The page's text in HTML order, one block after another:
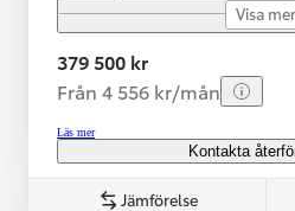
Visa mer
379 500 kr
Från 4 556 kr/mån
Läs mer
Kontakta
Jämförelse